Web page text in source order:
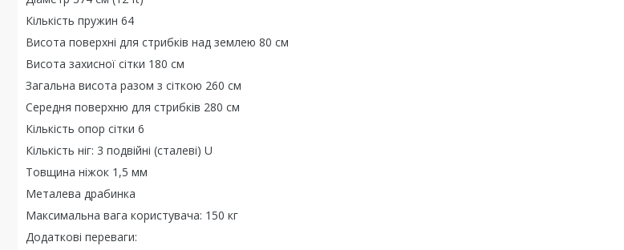
Кількість пружин 64
Висота поверхні для стрибків над землею 80 см
Висота захисної сітки 180 см
Загальна висота разом з сіткою 260 см
Середня поверхню для стрибків 280 см
Кількість опор сітки 6
Кількість ніг: 3 подвійні (сталеві) U
Товщина ніжок 1,5 мм
Металева драбинка
Максимальна вага користувача: 150 кг
Додаткові переваги: